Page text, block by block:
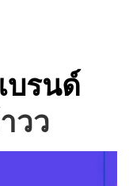
บรนด์
วว